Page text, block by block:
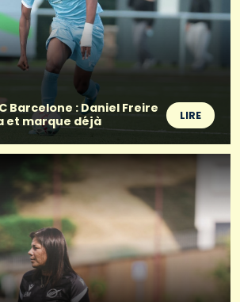
Barcelone : Daniel Freire
et marque déjà
LIRE